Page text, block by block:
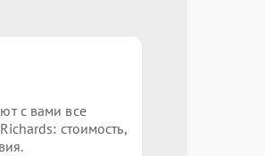
с вами все
стоимость,